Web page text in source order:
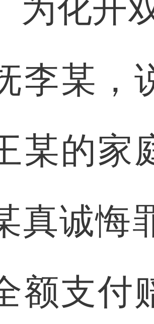
开双
李某，
某的家
真诚悔
额支付